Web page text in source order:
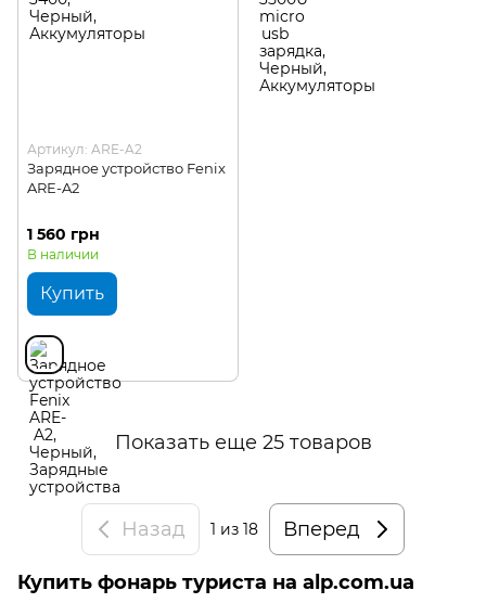
Артикул: ARE-A2
Зарядное устройство Fenix
ARE-A2
1 560 грн
В наличии
Купить
Показать еще 25 товаров
Назад 1 из 18 Вперед
Купить фонарь туриста на alp.com.ua